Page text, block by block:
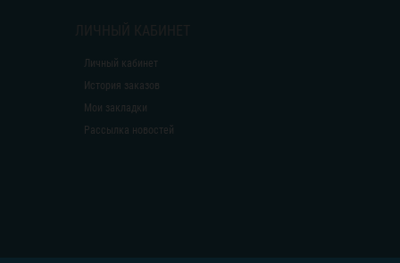
Личный кабинет
История заказов
Мои закладки
Рассылка новостей